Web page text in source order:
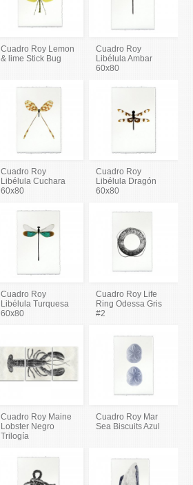
Cuadro Roy Lemon
& lime Stick Bug
Cuadro Roy
Libélula Ambar
60x80
Cuadro Roy
Libélula Cuchara
60x80
Cuadro Roy
Libélula Dragón
60x80
Cuadro Roy
Libélula Turquesa
60x80
Cuadro Roy Life
Ring Odessa Gris
#2
Cuadro Roy Maine
Lobster Negro
Trilogía
Cuadro Roy Mar
Sea Biscuits Azul